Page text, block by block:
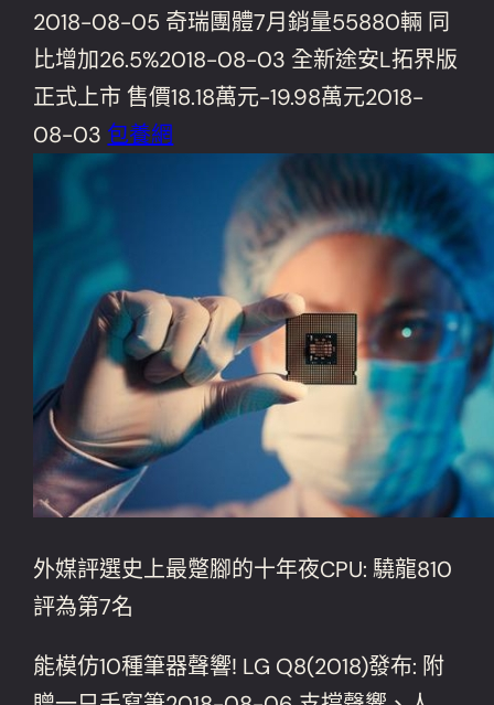
2018-08-05 奇瑞團體7月銷量55880輛 同
比增加26.5%2018-08-03 全新途安L拓界版
正式上市 售價18.18萬元-19.98萬元2018-
08-03 包養網
外媒評選史上最蹩腳的十年夜CPU: 驍龍810
評為第7名
能模仿10種筆器聲響! LG Q8(2018)發布: 附